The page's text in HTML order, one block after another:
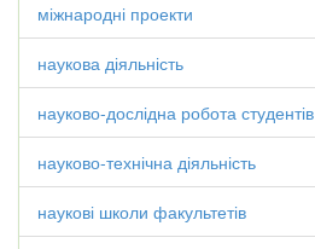
міжнародні проекти
наукова діяльність
науково-дослідна робота студентів
науково-технічна діяльність
наукові школи факультетів